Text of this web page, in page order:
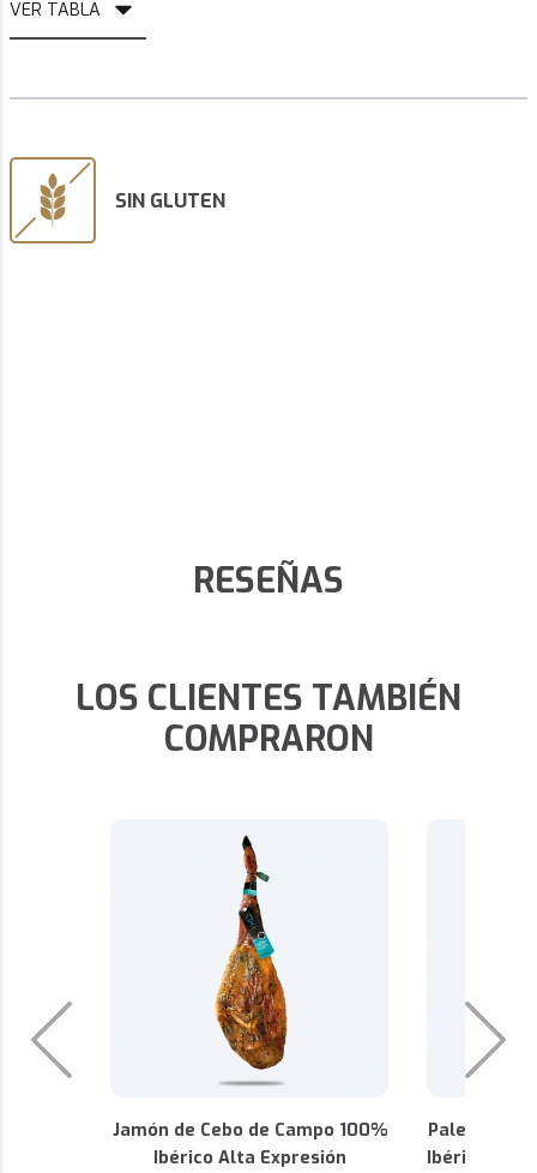
VER TABLA
SIN GLUTEN
RESEÑAS
LOS CLIENTES TAMBIÉN
COMPRARON
Jamón de Cebo de Campo 100%
Ibérico Alta Expresión
Paleta de
Ibérica Alta